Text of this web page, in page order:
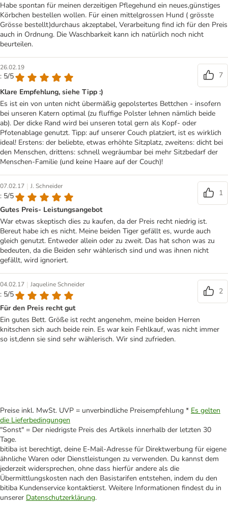
Habe spontan für meinen derzeitigen Pflegehund ein neues,günstiges
Körbchen bestellen wollen. Für einen mittelgrossen Hund ( grösste
Grösse bestellt)durchaus akzeptabel, Verarbeitung find ich für den Preis
auch in Ordnung. Die Waschbarkeit kann ich natürlich noch nicht
beurteilen.
26.02.19
: 5/5
7
Klare Empfehlung, siehe Tipp :)
Es ist ein von unten nicht übermäßig gepolstertes Bettchen - insofern
bei unseren Katern optimal (zu fluffige Polster lehnen nämlich beide
ab). Der dicke Rand wird bei unseren total gern als Kopf- oder
Pfotenablage genutzt. Tipp: auf unserer Couch platziert, ist es wirklich
ideal! Erstens: der beliebte, etwas erhöhte Sitzplatz, zweitens: dicht bei
den Menschen, drittens: schnell wegräumbar bei mehr Sitzbedarf der
Menschen-Familie (und keine Haare auf der Couch)!
07.02.17 | J. Schneider
: 5/5
1
Gutes Preis- Leistungsangebot
War etwas skeptisch dies zu kaufen, da der Preis recht niedrig ist.
Bereut habe ich es nicht. Meine beiden Tiger gefällt es, wurde auch
gleich genutzt. Entweder allein oder zu zweit. Das hat schon was zu
bedeuten, da die Beiden sehr wählerisch sind und was ihnen nicht
gefällt, wird ignoriert.
04.02.17 | Jaqueline Schneider
: 5/5
2
Für den Preis recht gut
Ein gutes Bett. Größe ist recht angenehm, meine beiden Herren
knitschen sich auch beide rein. Es war kein Fehlkauf, was nicht immer
so ist,denn sie sind sehr wählerisch. Wir sind zufrieden.
Preise inkl. MwSt. UVP = unverbindliche Preisempfehlung * Es gelten
die Lieferbedingungen
"Sonst" = Der niedrigste Preis des Artikels innerhalb der letzten 30
Tage.
bitiba ist berechtigt, deine E-Mail-Adresse für Direktwerbung für eigene
ähnliche Waren oder Dienstleistungen zu verwenden. Du kannst dem
jederzeit widersprechen, ohne dass hierfür andere als die
Übermittlungskosten nach den Basistarifen entstehen, indem du den
bitiba Kundenservice kontaktierst. Weitere Informationen findest du in
unserer Datenschutzerklärung.